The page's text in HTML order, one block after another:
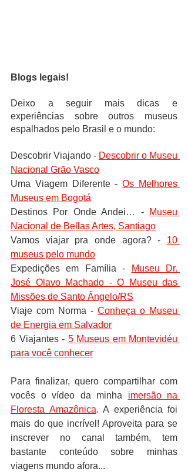
Blogs legais!
Deixo a seguir mais dicas e
experiências sobre outros museus
espalhados pelo Brasil e o mundo:
Descobrir Viajando - Descobrir o Museu
Nacional Grão Vasco
Uma Viagem Diferente - Os Melhores
Museus em Bogotá
Destinos Por Onde Andei… -
Museu
Nacional de Bellas Artes, Santiago
Vamos viajar pra onde agora? - 10
museus pelo mundo
Expedições em Família -
Museu Dr.
José Olavo Machado - O Museu das
Missões de Santo Ângelo/RS
Viaje com Norma - Conheça o Museu
de Energia em Salvador
6 Viajantes - 5 Museus em Montevidéu
para você conhecer
Para finalizar, quero compartilhar com
vocês o vídeo da minha imersão na
Floresta Amazônica. A experiência foi
mais do que incrível! Aproveita para se
inscrever no canal também, tem
bastante conteúdo sobre minhas
viagens mundo afora...